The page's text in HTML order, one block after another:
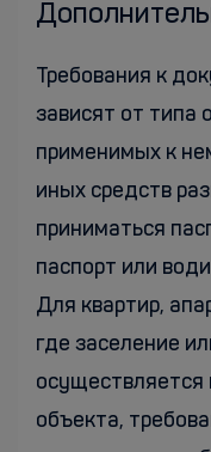
Требования к
зависят от типа
применимых к
иных средств
приниматься
паспорт или
Для квартир,
где заселение
осуществляется
объекта,